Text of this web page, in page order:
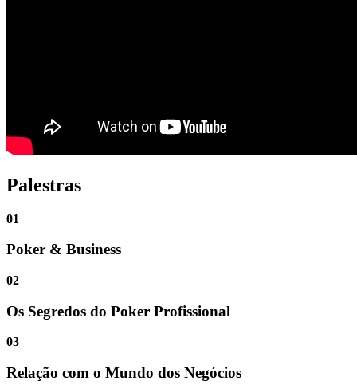
Palestras
01
Poker & Business
02
Os Segredos do Poker Profissional
03
Relação com o Mundo dos Negócios